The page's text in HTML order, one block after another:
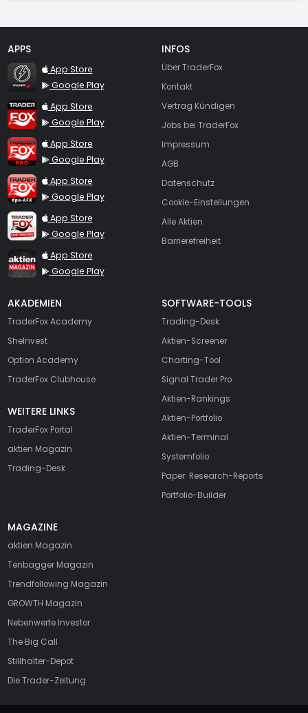
APPS
TraderFox Flash
App Store
Google Play
TraderFox App
App Store
Google Play
TraderFox Pro
App Store
Google Play
TraderFox dpa-AFX ProFeed
App Store
Google Play
TraderFox Live Trading
App Store
Google Play
TraderFox aktien Magazin
App Store
Google Play
INFOS
Über TraderFox
Kontakt
Vertrag Kündigen
Jobs bei TraderFox
Impressum
AGB
Datenschutz
Cookie-Einstellungen
Alle Aktien
Barrierefreiheit
AKADEMIEN
TraderFox Academy
SheInvest
Option Academy
TraderFox Clubhouse
WEITERE LINKS
TraderFox Portal
aktien Magazin
Trading-Desk
SOFTWARE-TOOLS
Trading-Desk
Aktien-Screener
Charting-Tool
Signal Trader Pro
Aktien-Rankings
Aktien-Portfolio
Aktien-Terminal
Systemfolio
Paper: Research-Reports
Portfolio-Builder
MAGAZINE
aktien Magazin
Tenbagger Magazin
Trendfollowing Magazin
GROWTH Magazin
Nebenwerte Investor
The Big Call
Stillhalter-Depot
Die Trader-Zeitung